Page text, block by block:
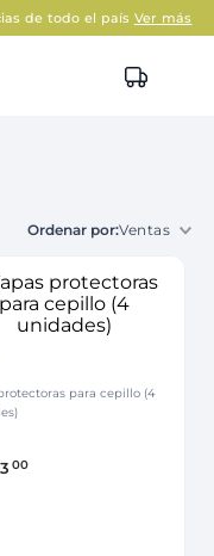
el paísVer más
Ventas
para cepillo (4
00